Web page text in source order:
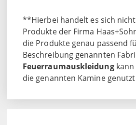
**Hierbei handelt es sich
Produkte der Firma
die Produkte genau passend
Beschreibung genannten
Feuerraumauskleidungkann
die genannten Kamine